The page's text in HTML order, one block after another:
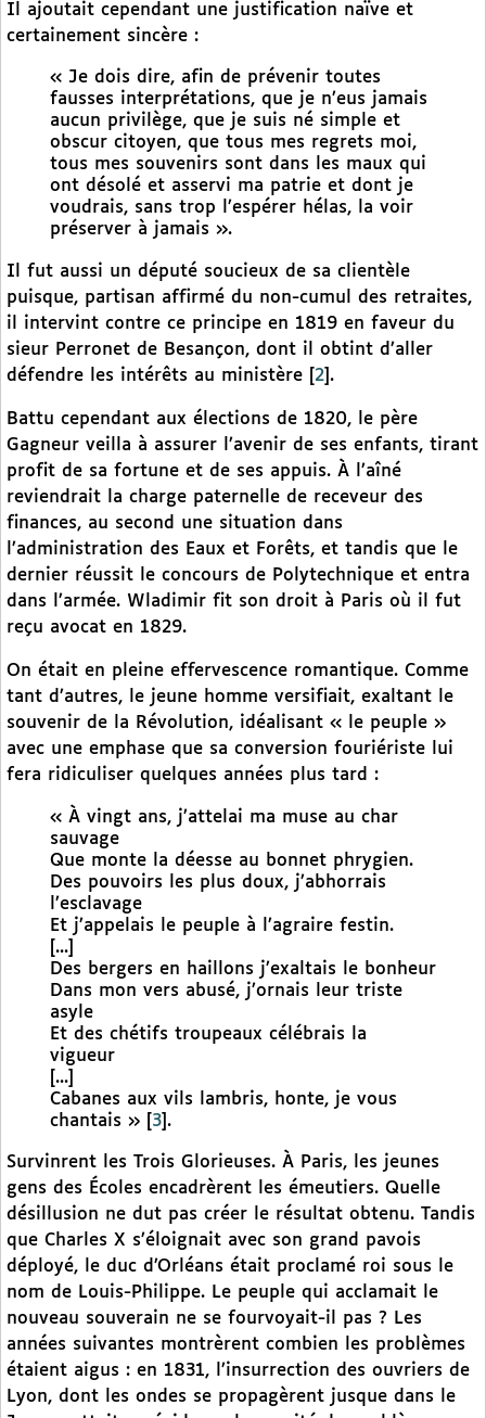
Il ajoutait cependant une justification naïve et
certainement sincère :
« Je dois dire, afin de prévenir toutes
fausses interprétations, que je n’eus jamais
aucun privilège, que je suis né simple et
obscur citoyen, que tous mes regrets moi,
tous mes souvenirs sont dans les maux qui
ont désolé et asservi ma patrie et dont je
voudrais, sans trop l’espérer hélas, la voir
préserver à jamais ».
Il fut aussi un député soucieux de sa clientèle
puisque, partisan affirmé du non-cumul des retraites,
il intervint contre ce principe en 1819 en faveur du
sieur Perronet de Besançon, dont il obtint d’aller
défendre les intérêts au ministère
2 .
Battu cependant aux élections de 1820, le père
Gagneur veilla à assurer l’avenir de ses enfants, tirant
profit de sa fortune et de ses appuis. À l’aîné
reviendrait la charge paternelle de receveur des
finances, au second une situation dans
l’administration des Eaux et Forêts, et tandis que le
dernier réussit le concours de Polytechnique et entra
dans l’armée. Wladimir fit son droit à Paris où il fut
reçu avocat en 1829.
On était en pleine effervescence romantique. Comme
tant d’autres, le jeune homme versifiait, exaltant le
souvenir de la Révolution, idéalisant « le peuple »
avec une emphase que sa conversion fouriériste lui
fera ridiculiser quelques années plus tard :
« À vingt ans, j’attelai ma muse au char
sauvage
Que monte la déesse au bonnet phrygien.
Des pouvoirs les plus doux, j’abhorrais
l’esclavage
Et j’appelais le peuple à l’agraire festin.
[...]
Des bergers en haillons j’exaltais le bonheur
Dans mon vers abusé, j’ornais leur triste
asyle
Et des chétifs troupeaux célébrais la
vigueur
[...]
Cabanes aux vils lambris, honte, je vous
chantais »
3 .
Survinrent les Trois Glorieuses. À Paris, les jeunes
gens des Écoles encadrèrent les émeutiers. Quelle
désillusion ne dut pas créer le résultat obtenu. Tandis
que Charles X s’éloignait avec son grand pavois
déployé, le duc d’Orléans était proclamé roi sous le
nom de Louis-Philippe. Le peuple qui acclamait le
nouveau souverain ne se fourvoyait-il pas ? Les
années suivantes montrèrent combien les problèmes
étaient aigus : en 1831, l’insurrection des ouvriers de
Lyon, dont les ondes se propagèrent jusque dans le